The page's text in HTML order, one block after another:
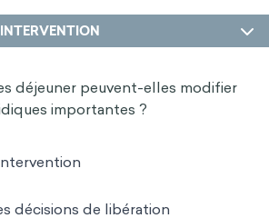
déjeuner peuvent-elles modifier
importantes ?
décisions de libération